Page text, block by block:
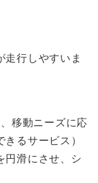
行しやすいま
移動ニーズに応
るサービス）
円滑にさせ、シ